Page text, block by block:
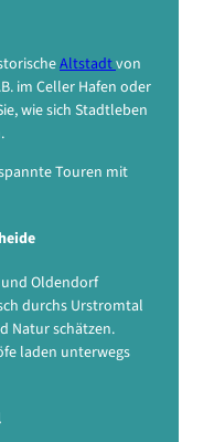
Altstadtvon
im Celler Hafen oder
wie sich Stadtleben
Touren mit
Oldendorf
durchs Urstromtal
Natur schätzen.
laden unterwegs